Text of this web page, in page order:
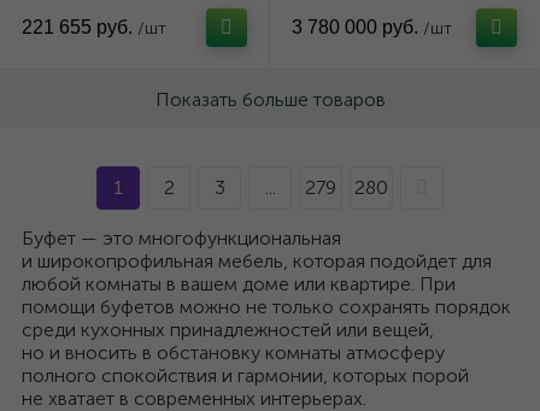
221 655 руб. /шт 3 780 000 руб. /шт
Показать больше товаров
1 2 3 ... 279 280
Буфет — это многофункциональная
и широкопрофильная мебель, которая подойдет для
любой комнаты в вашем доме или квартире. При
помощи буфетов можно не только сохранять порядок
среди кухонных принадлежностей или вещей,
но и вносить в обстановку комнаты атмосферу
полного спокойствия и гармонии, которых порой
не хватает в современных интерьерах.